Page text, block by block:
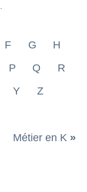
F G
H
P Q
R
Y Z
Métier en K »